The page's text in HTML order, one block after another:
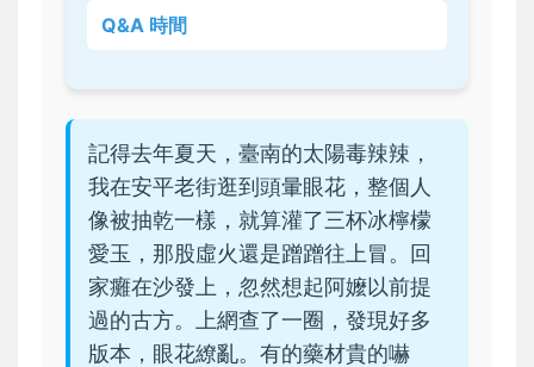
Q&A 時間
記得去年夏天，臺南的太陽毒辣辣，
我在安平老街逛到頭暈眼花，整個人
像被抽乾一樣，就算灌了三杯冰檸檬
愛玉，那股虛火還是蹭蹭往上冒。回
家癱在沙發上，忽然想起阿嬤以前提
過的古方。上網查了一圈，發現好多
版本，眼花繚亂。有的藥材貴的嚇